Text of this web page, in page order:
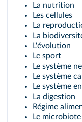
La nutrition
Les cellules
La
La
L'évolution
Le sport
Le système
Le système
Le système
La digestion
Régime
Le microbiote